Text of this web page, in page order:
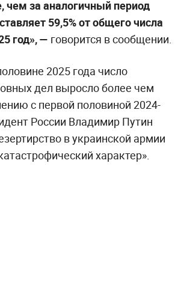
чем за аналогичный период
59,5% от общего числа
год», — говорится в сообщении.
2025 года число
дел выросло более чем
с первой половиной 2024-
России Владимир Путин
в украинской армии
характер».